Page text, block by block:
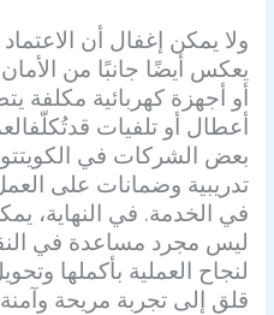
ولا يمكن إغفال أن
يعكس أيضًا جانبًا من
أو أجهزة كهربائية مكلفة
أعطال أو تلفيات قدتُكلّف
بعض الشركات في الكويت
تدريبية وضمانات على
في الخدمة. في النهاية،
ليس مجرد مساعدة في
لنجاح العملية بأكملها
قلق إلى تجربة مريحة